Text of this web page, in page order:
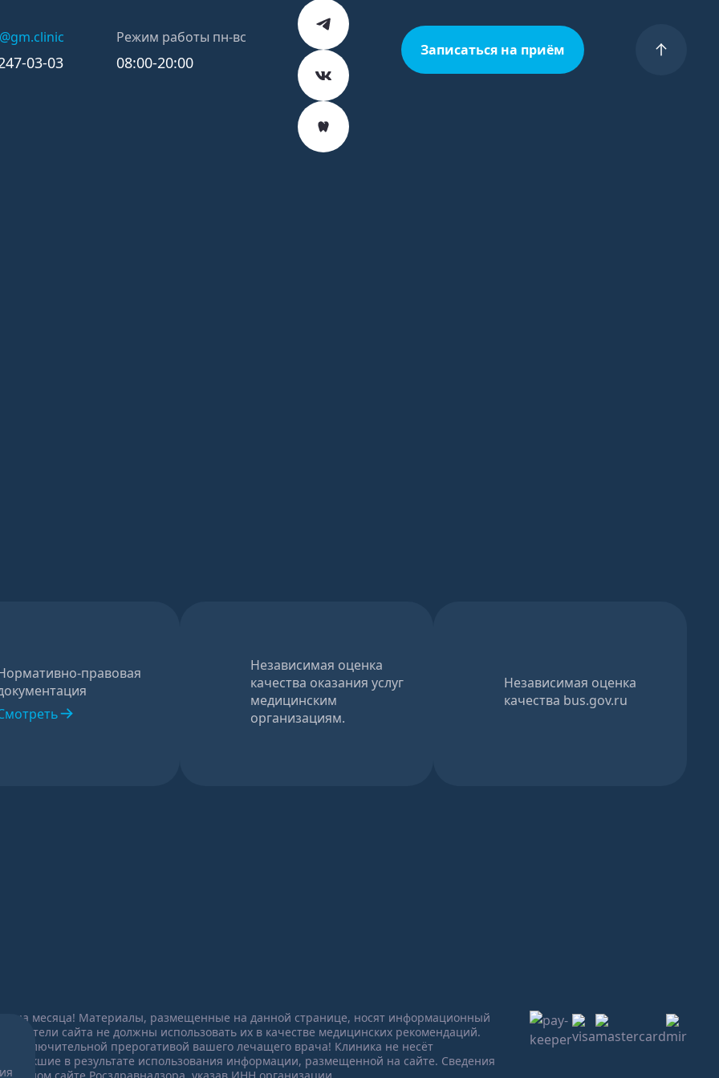
03-03
Режим работы пн-вс
08:00-20:00
Записаться на приём
правовая
Независимая оценка
качества оказания услуг
медицинским
организациям.
Независимая оценка
качества bus.gov.ru
месяца! Материалы, размещенные на данной странице, носят информационный
сайта не должны использовать их в качестве медицинских рекомендаций.
исключительной прерогативой вашего лечащего врача! Клиника не несёт
в результате использования информации, размещенной на сайте. Сведения